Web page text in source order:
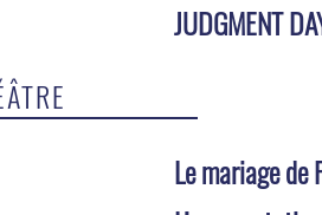
JUDGMENT
Le mariage de